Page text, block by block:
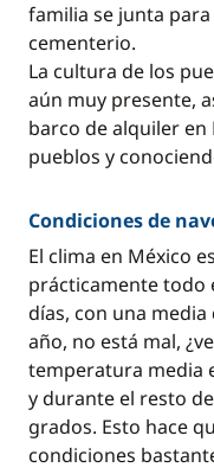
familia se junta
cementerio.
La cultura de los
aún muy presente,
barco de alquiler en
pueblos y
Condiciones de
El clima en México
prácticamente todo
días, con una media
año, no está mal,
temperatura media
y durante el resto
grados. Esto hace
condiciones